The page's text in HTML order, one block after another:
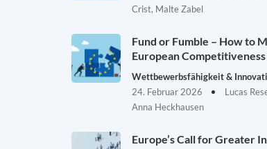
Crist, Malte Zabel
Fund or Fumble – How to
European
Wettbewerbsfähigkeit &
24. Februar 2026
Lucas
Anna Heckhausen
Europe’s Call for Greater